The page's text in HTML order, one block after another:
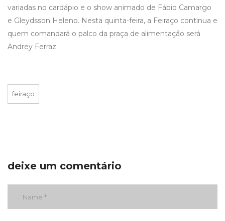
variadas no cardápio e o show animado de Fábio Camargo
e Gleydsson Heleno. Nesta quinta-feira, a Feiraço continua e
quem comandará o palco da praça de alimentação será
Andrey Ferraz.
feiraço
deixe um comentário